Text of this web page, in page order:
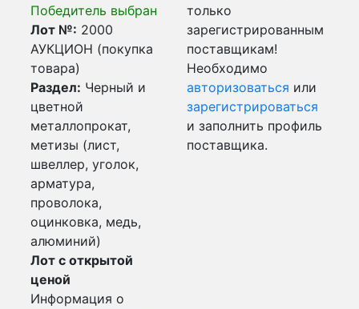
Победитель выбран
Лот №: 2000
АУКЦИОН (покупка
товара)
Раздел: Черный и
цветной
металлопрокат,
метизы (лист,
швеллер, уголок,
арматура,
проволока,
оцинковка, медь,
алюминий)
Лот с открытой
ценой
Информация о
только
зарегистрированным
поставщикам!
Необходимо
авторизоваться или
зарегистрироваться
и заполнить профиль
поставщика.